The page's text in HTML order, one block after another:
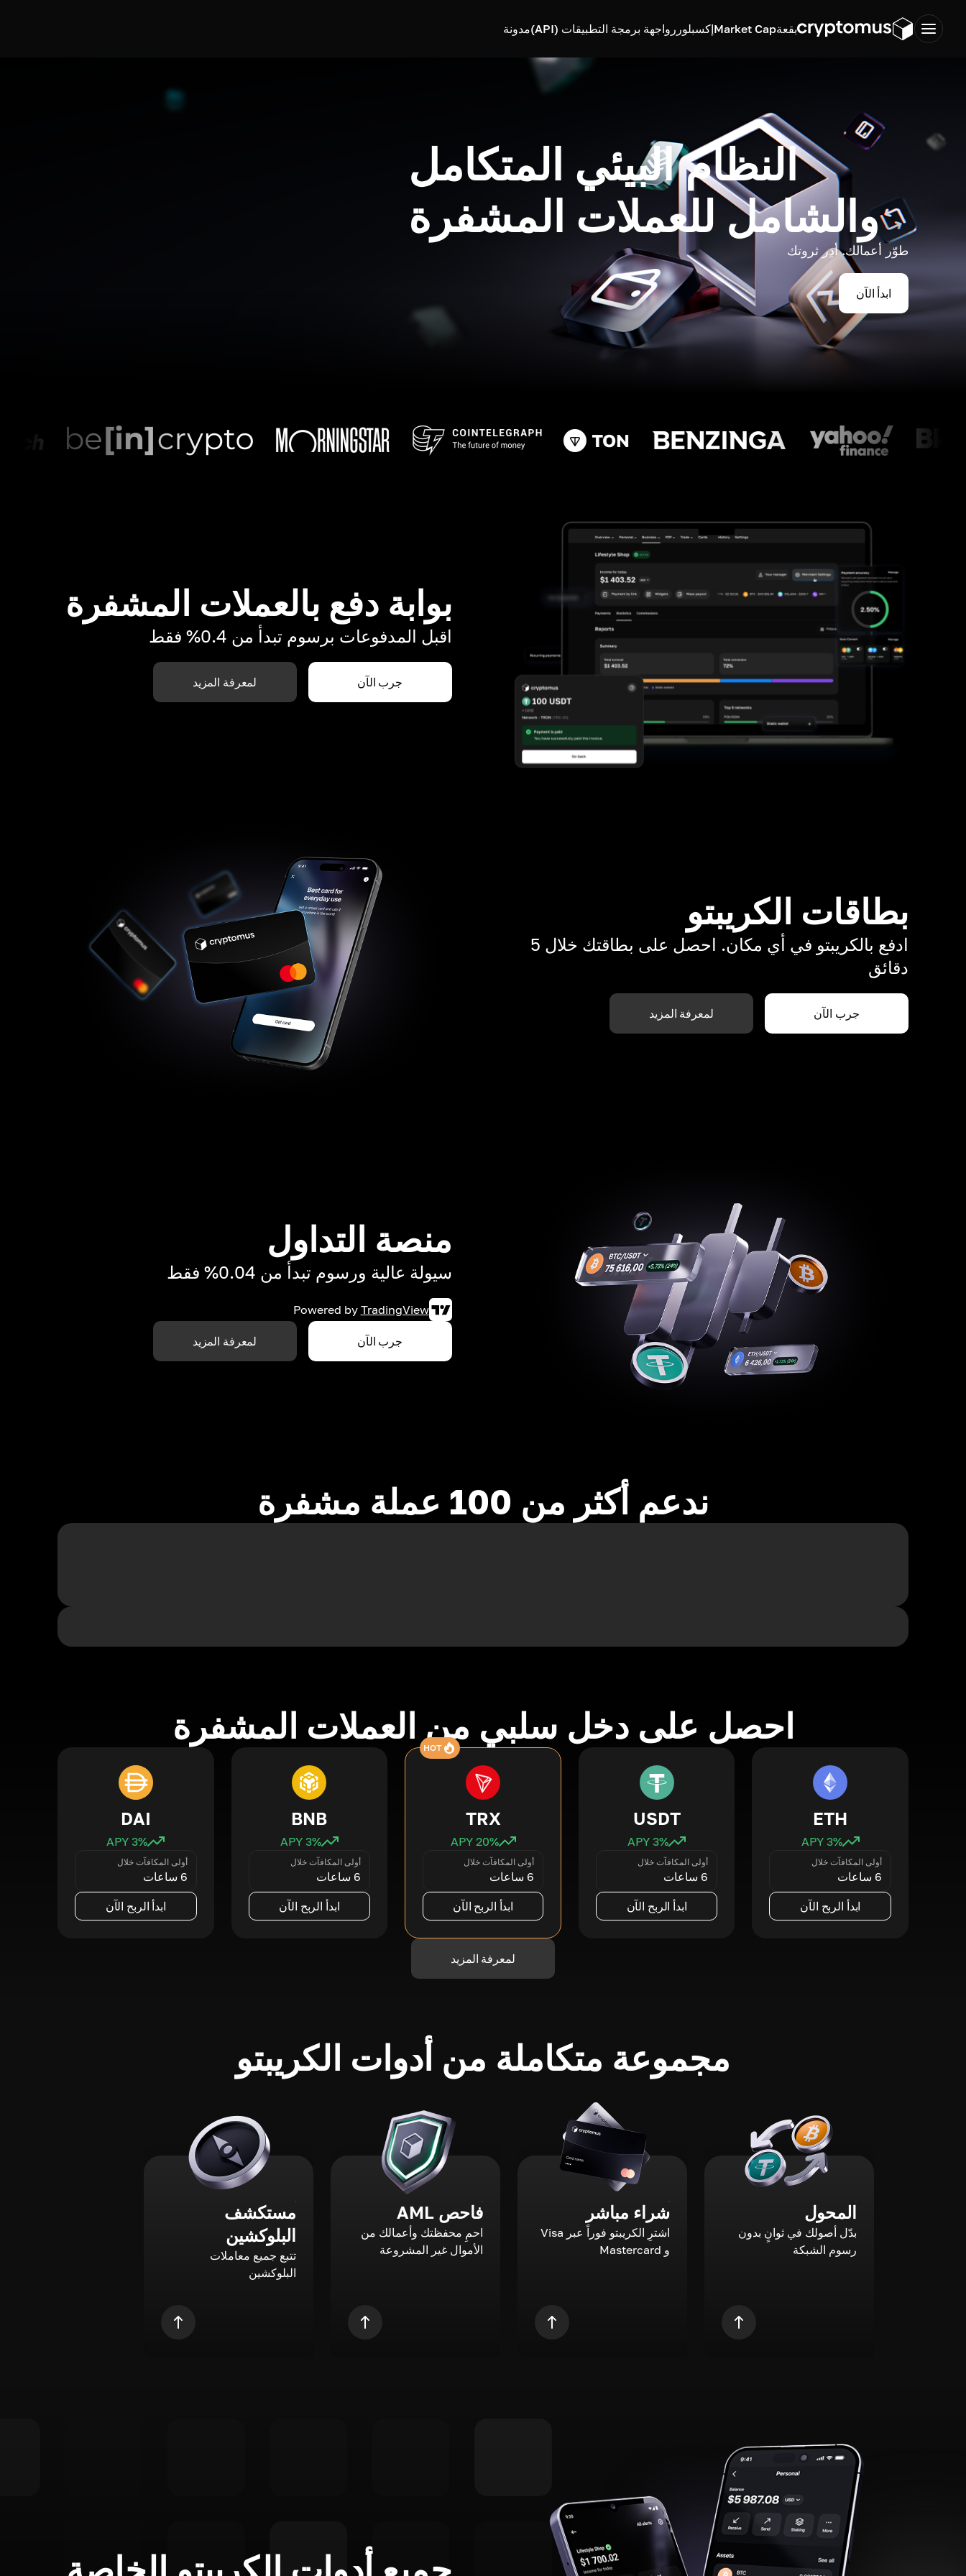
بقعةMarket Capإكسبلورر واجهة برمجة التطبيقات (API) مدونة
النظام البيئي المتكامل
والشامل للعملات المشفرة
طوّر أعمالك. أدِر ثروتك
ابدأ الآن
بوابة دفع بالعملات المشفرة
اقبل المدفوعات برسوم تبدأ من 0.4% فقط
جرب الآن لمعرفة المزيد
بطاقات الكريبتو
ادفع بالكريبتو في أي مكان. احصل على بطاقتك خلال 5
دقائق
جرب الآن لمعرفة المزيد
منصة التداول
سيولة عالية ورسوم تبدأ من 0.04% فقط
Powered by TradingView
جرب الآن لمعرفة المزيد
ندعم أكثر من 100 عملة مشفرة
احصل على دخل سلبي من العملات المشفرة
ETH
3% APY
أولى المكافآت خلال
6 ساعات
ابدأ الربح الآن
USDT
3% APY
أولى المكافآت خلال
6 ساعات
ابدأ الربح الآن
HOT
TRX
20% APY
أولى المكافآت خلال
6 ساعات
ابدأ الربح الآن
BNB
3% APY
أولى المكافآت خلال
6 ساعات
ابدأ الربح الآن
DAI
3% APY
أولى المكافآت خلال
6 ساعات
ابدأ الربح الآن
لمعرفة المزيد
مجموعة متكاملة من أدوات الكريبتو
المحول
بدّل أصولك في ثوانٍ بدون
رسوم الشبكة
شراء مباشر
اشترِ الكريبتو فوراً عبر Visa
و Mastercard
فاحص AML
احمِ محفظتك وأعمالك من
الأموال غير المشروعة
مستكشف
البلوكشين
تتبع جميع معاملات
البلوكشين